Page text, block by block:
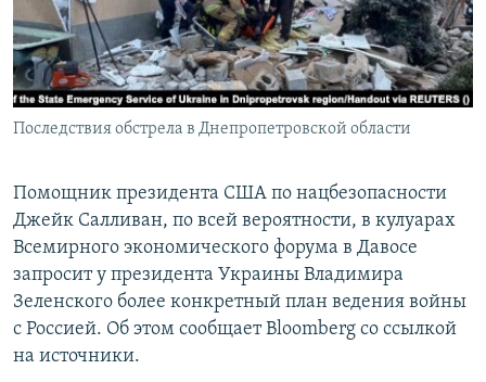
Последствия обстрела в Днепропетровской области
Помощник президента США по нацбезопасности
Джейк Салливан, по всей вероятности, в кулуарах
Всемирного экономического форума в Давосе
запросит у президента Украины Владимира
Зеленского более конкретный план ведения войны
с Россией. Об этом сообщает Bloomberg со ссылкой
на источники.